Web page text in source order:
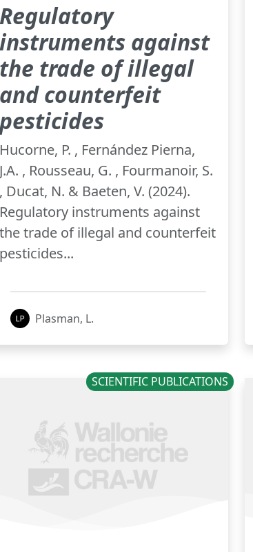
Regulatory
instruments against
the trade of illegal
and counterfeit
pesticides
Hucorne, P. , Fernández Pierna,
J.A. , Rousseau, G. , Fourmanoir, S.
, Ducat, N. & Baeten, V. (2024).
Regulatory instruments against
the trade of illegal and counterfeit
pesticides...
Plasman, L.
SCIENTIFIC PUBLICATIONS